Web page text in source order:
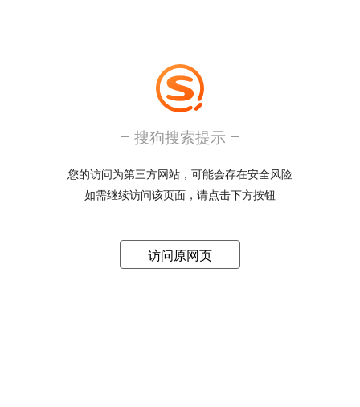
搜狗搜索提示
您的访问为第三方网站，可能会存在安全风险
如需继续访问该页面，请点击下方按钮
访问原网页